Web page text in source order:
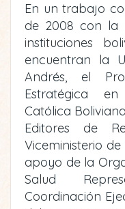
En un trabajo
de 2008 con la
instituciones
encuentran la
Andrés, el
Estratégica
Católica
Editores de
Viceministerio
apoyo de la
Salud
Coordinación